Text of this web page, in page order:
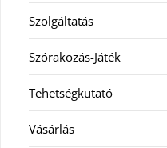
Szolgáltatás
Szórakozás-Játék
Tehetségkutató
Vásárlás